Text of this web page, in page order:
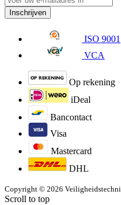
Inschrijven
ISO 9001
VCA
Op rekening
iDeal
Bancontact
Visa
Mastercard
DHL
Copyright © 2026
Scroll to top